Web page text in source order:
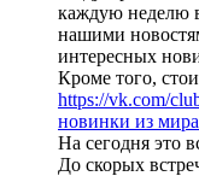
каждую неделю
нашими
интересных
Кроме того,
https://vk.com/
новинки из
На сегодня это
До скорых